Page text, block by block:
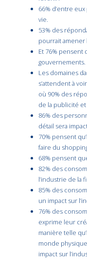
66% d’entre
vie.
53% des
pourrait amener
Et 76% pensent
gouvernements.
Les domaines
s’attendent à
où 90% des
de la publicité et
86% des
détail sera
70% pensent
faire du
68% pensent
82% des
l’industrie de la
85% des
un impact sur
76% des
exprime leur
manière telle
monde
impact sur